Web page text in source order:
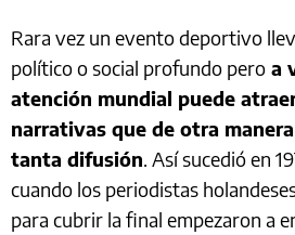
Rara vez un evento deportivo
político o social profundo pero a
atención mundial puede
narrativas que de otra
tanta difusión. Así sucedió en
cuando los periodistas
para cubrir la final empezaron a